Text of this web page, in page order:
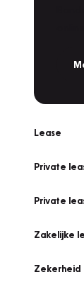
Lease
Private
Private
Zakelijke
Zekerheid